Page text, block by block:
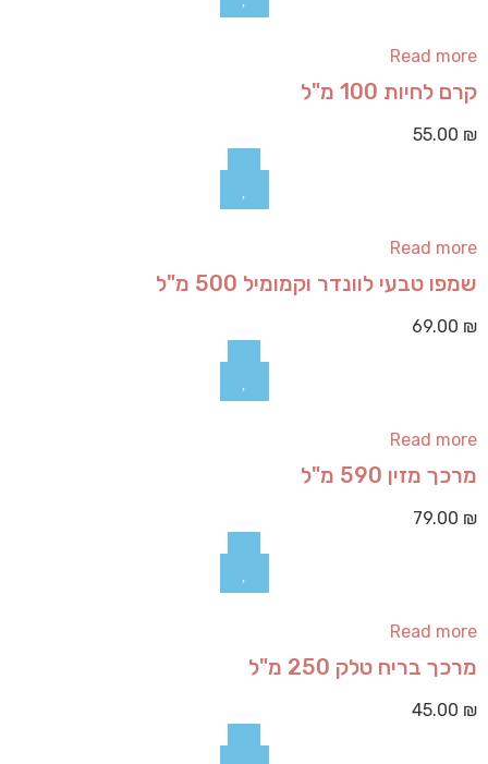
Read more
קרם לחיות 100 מ"ל
55.00 ₪
Read more
שמפו טבעי לוונדר וקמומיל 500 מ"ל
69.00 ₪
Read more
מרכך מזין 590 מ"ל
79.00 ₪
Read more
מרכך בריח טלק 250 מ"ל
45.00 ₪